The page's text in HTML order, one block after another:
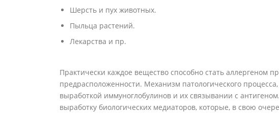
Шерсть и пух животных.
Пыльца растений.
Лекарства и пр.
Практически каждое вещество способно стать аллергеном
предрасположенности. Механизм патологического
выработкой иммуноглобулинов и их связывании с
выработку биологических медиаторов, которые, в свою